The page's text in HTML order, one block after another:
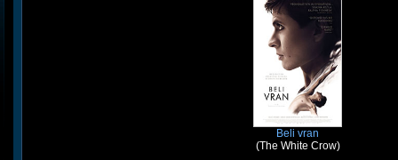
Beli vran
(The White Crow)